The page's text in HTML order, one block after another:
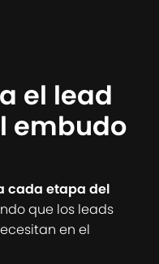
el lead
embudo
cada etapa del
que los leads
en el